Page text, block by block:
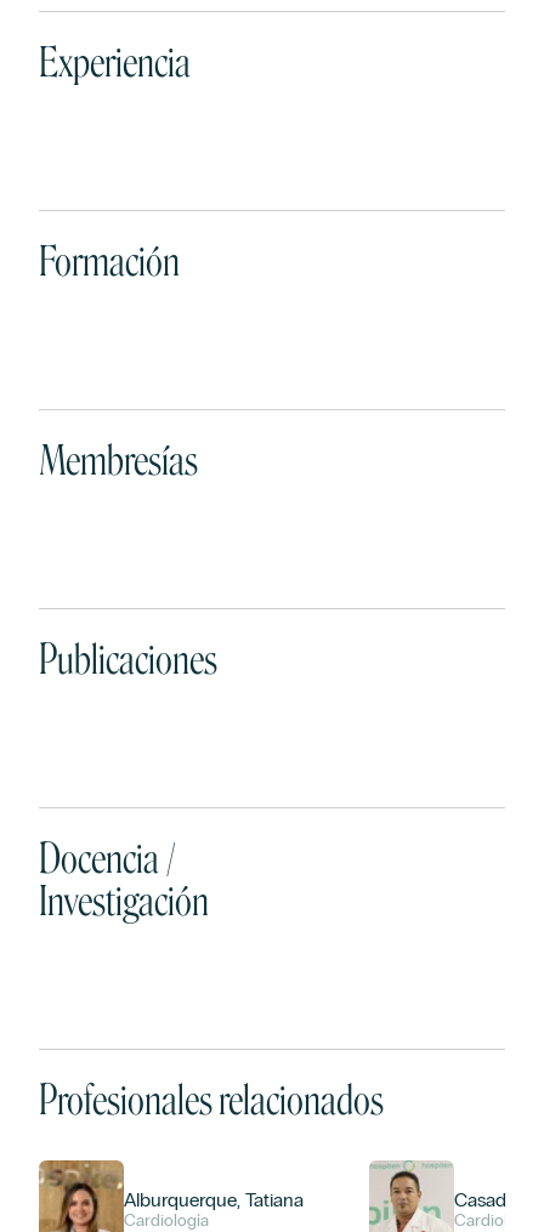
Experiencia
Formación
Membresías
Publicaciones
Docencia /
Investigación
Profesionales relacionados
Alburquerque, Tatiana
Cardiología
Casado,
Cardiología